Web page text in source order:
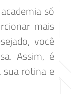
só
mais
você
Assim, é
sua rotina e